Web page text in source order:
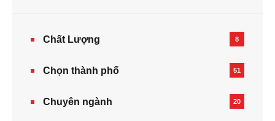
Chất Lượng 8
Chọn thành phố 51
Chuyên ngành 20